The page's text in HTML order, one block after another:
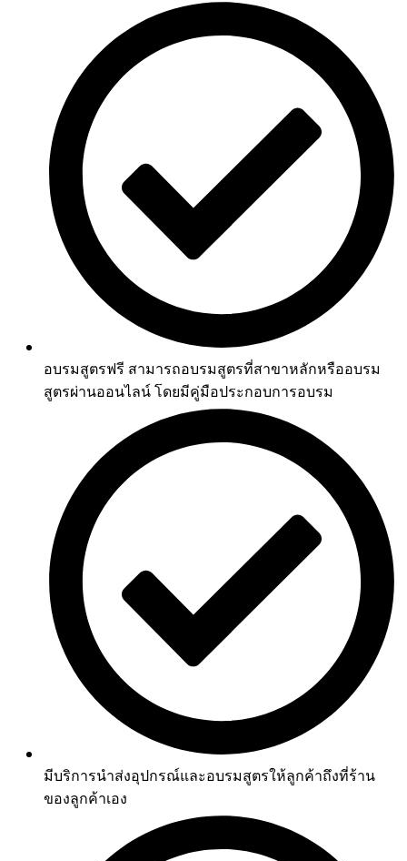
อบรมสูตรฟรี สามารถอบรมสูตรที่สาขาหลักหรืออบรม
สูตรผ่านออนไลน์ โดยมีคู่มือประกอบการอบรม
มีบริการนำส่งอุปกรณ์และอบรมสูตรให้ลูกค้าถึงที่ร้าน
ของลูกค้าเอง